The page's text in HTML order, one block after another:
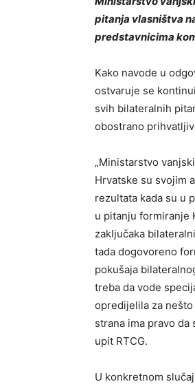
pitanja vlasništva
predstavnicima
Kako navode u
ostvaruje se
svih bilateralnih
obostrano
„Ministarstvo
Hrvatske su svojim
rezultata kada su u
u pitanju formiranje
zaključaka
tada dogovoreno
pokušaja
treba da vode
opredijelila za
strana ima pravo da
upit RTCG.
U konkretnom